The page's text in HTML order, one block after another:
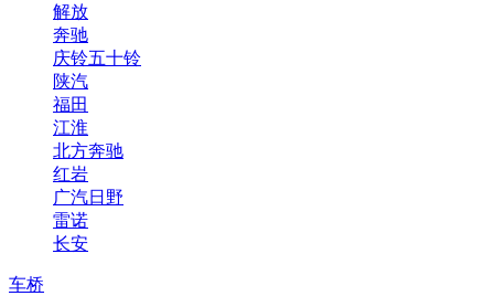
解放
奔驰
庆铃五十铃
陕汽
福田
江淮
北方奔驰
红岩
广汽日野
雷诺
长安
车桥